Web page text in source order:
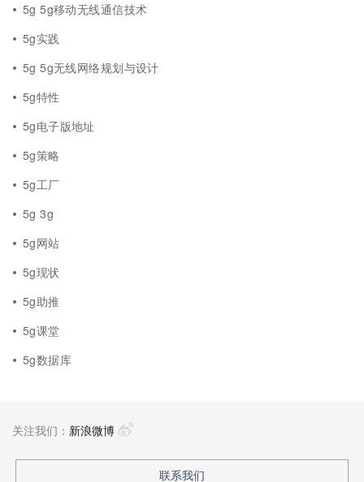
5g 5g移动无线通信技术
5g实践
5g 5g无线网络规划与设计
5g特性
5g电子版地址
5g策略
5g工厂
5g 3g
5g网站
5g现状
5g助推
5g课堂
5g数据库
关注我们： 新浪微博
联系我们